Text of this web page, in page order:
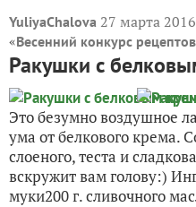
YuliyaChalova 27 марта
«Весенний конкурс
Ракушки с
Это безумно воздушное
ума от белкового крема.
слоеного, теста и
вскружит вам голову:)
муки200 г. сливочного